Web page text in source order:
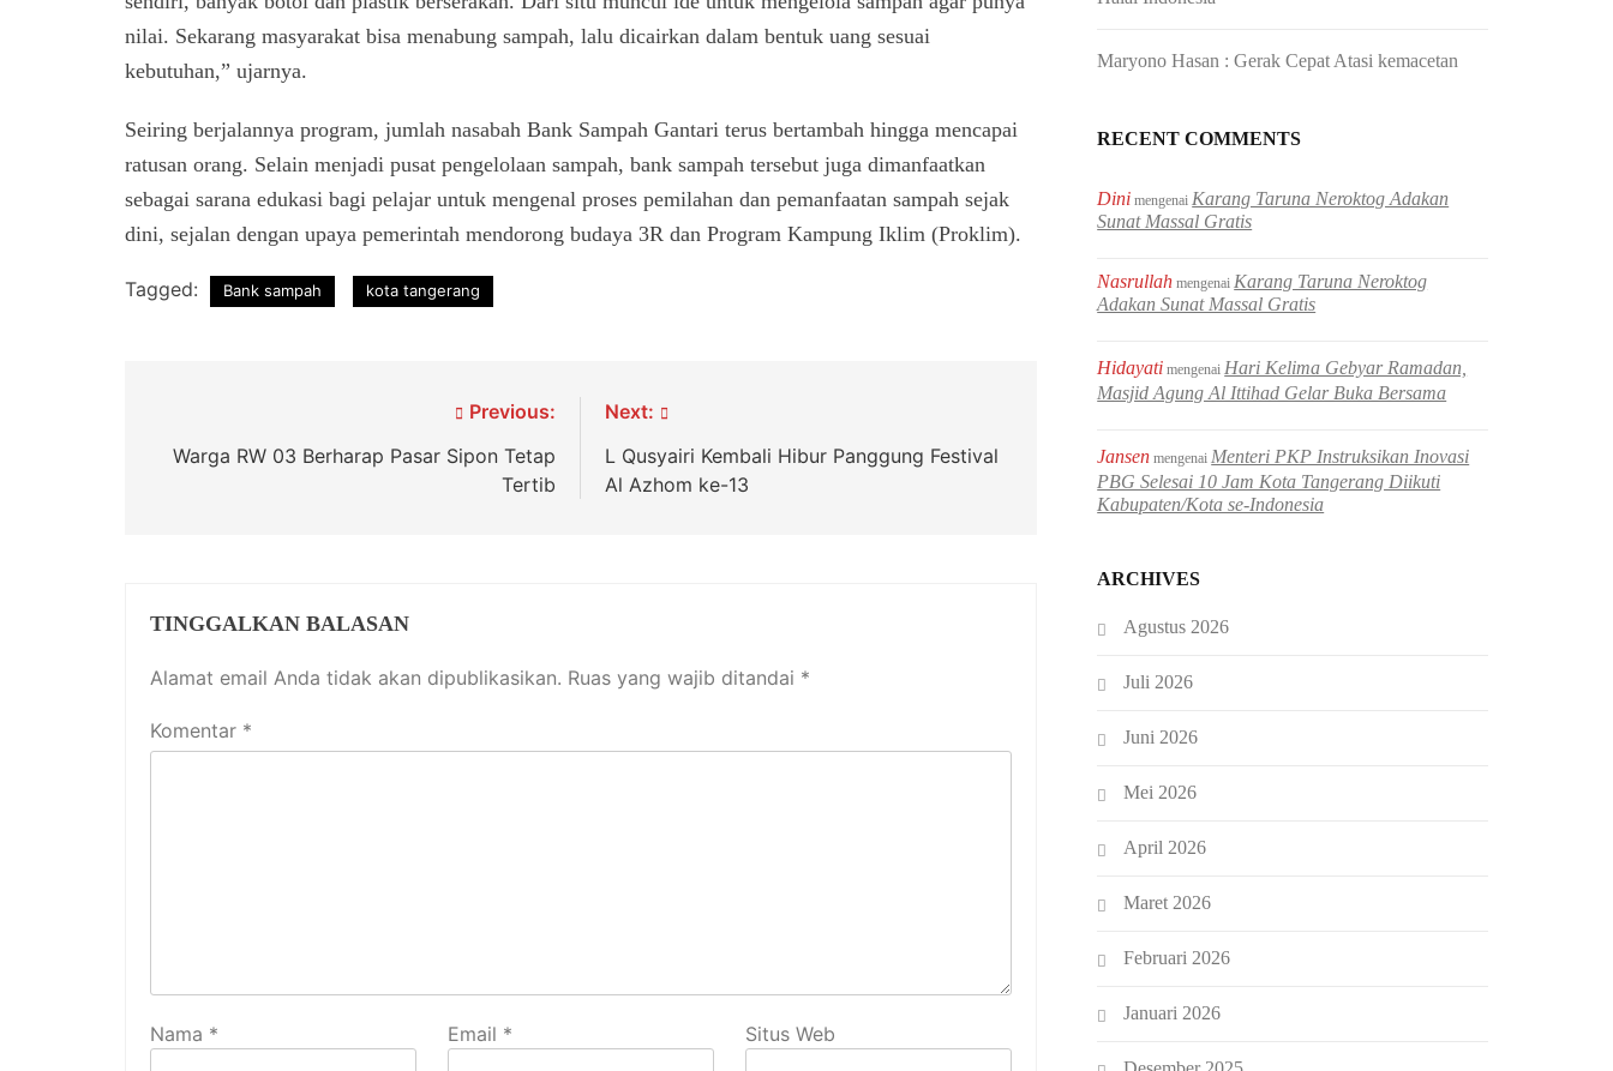
nilai. Sekarang masyarakat bisa menabung sampah, lalu dicairkan dalam bentuk uang sesuai
kebutuhan,” ujarnya.
Seiring berjalannya program, jumlah nasabah Bank Sampah Gantari terus bertambah hingga mencapai
ratusan orang. Selain menjadi pusat pengelolaan sampah, bank sampah tersebut juga dimanfaatkan
sebagai sarana edukasi bagi pelajar untuk mengenal proses pemilahan dan pemanfaatan sampah sejak
dini, sejalan dengan upaya pemerintah mendorong budaya 3R dan Program Kampung Iklim (Proklim).
Tagged: Bank sampah kota tangerang
pos
Previous:
Warga RW 03 Berharap Pasar Sipon Tetap
Tertib
Next:
L Qusyairi Kembali Hibur Panggung Festival
Al Azhom ke-13
TINGGALKAN BALASAN
Alamat email Anda tidak akan dipublikasikan. Ruas yang wajib ditandai *
Komentar *
Nama * Email * Situs Web
Maryono Hasan : Gerak Cepat Atasi kemacetan
RECENT COMMENTS
Dini mengenaiKarang Taruna Neroktog Adakan
Sunat Massal Gratis
Nasrullah mengenaiKarang Taruna Neroktog
Adakan Sunat Massal Gratis
Hidayati mengenaiHari Kelima Gebyar Ramadan,
Masjid Agung Al Ittihad Gelar Buka Bersama
Jansen mengenaiMenteri PKP Instruksikan Inovasi
PBG Selesai 10 Jam Kota Tangerang Diikuti
Kabupaten/Kota se-Indonesia
ARCHIVES
Agustus 2026
Juli 2026
Juni 2026
Mei 2026
April 2026
Maret 2026
Februari 2026
Januari 2026